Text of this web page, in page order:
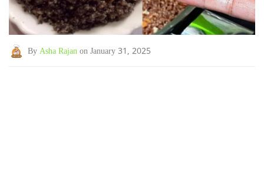
By Asha Rajan on January 31, 2025